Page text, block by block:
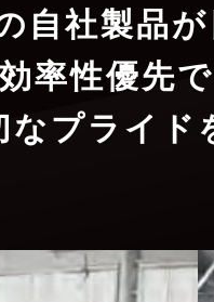
自社製品
率性優先
なプライド